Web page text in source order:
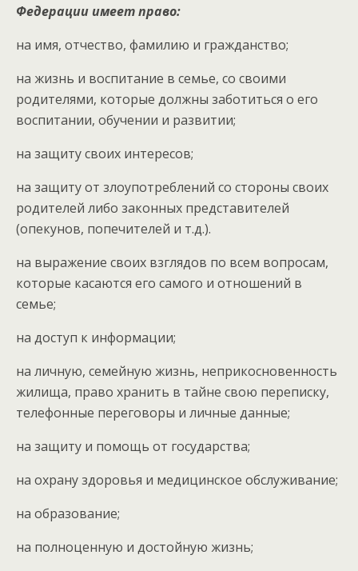
Федерации имеет право:
на имя, отчество, фамилию и гражданство;
на жизнь и воспитание в семье, со своими
родителями, которые должны заботиться о его
воспитании, обучении и развитии;
на защиту своих интересов;
на защиту от злоупотреблений со стороны своих
родителей либо законных представителей
(опекунов, попечителей и т.д.).
на выражение своих взглядов по всем вопросам,
которые касаются его самого и отношений в
семье;
на доступ к информации;
на личную, семейную жизнь, неприкосновенность
жилища, право хранить в тайне свою переписку,
телефонные переговоры и личные данные;
на защиту и помощь от государства;
на охрану здоровья и медицинское обслуживание;
на образование;
на полноценную и достойную жизнь;